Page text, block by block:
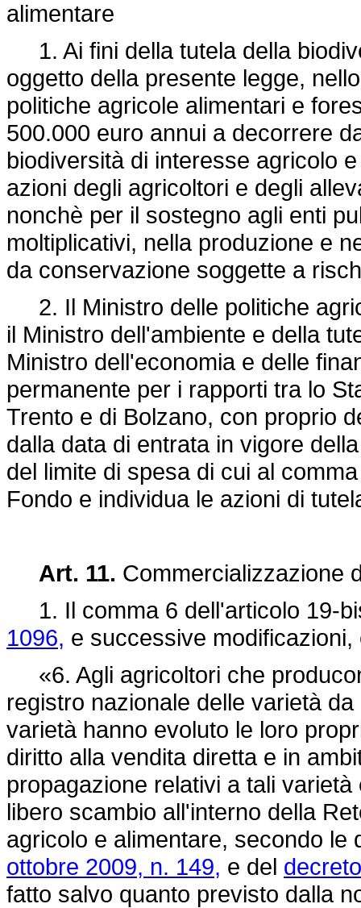
alimentare
1. Ai fini della tutela della
oggetto della presente legge,
politiche agricole alimentari e
500.000 euro annui a decorrere
biodiversità di interesse agricolo
azioni degli agricoltori e degli
nonchè per il sostegno agli enti
moltiplicativi, nella produzione e
da conservazione soggette a
2. Il Ministro delle politiche
il Ministro dell'ambiente e della
Ministro dell'economia e delle
permanente per i rapporti tra lo
Trento e di Bolzano, con proprio
dalla data di entrata in vigore
del limite di spesa di cui al
Fondo e individua le azioni di
Art. 11. Commercializzazione
1. Il comma 6 dell'articolo 19-
1096, e successive
«6. Agli agricoltori che
registro nazionale delle varietà
varietà hanno evoluto le loro
diritto alla vendita diretta e in
propagazione relativi a tali
libero scambio all'interno della
agricolo e alimentare, secondo le
ottobre 2009, n. 149, e del
fatto salvo quanto previsto dalla